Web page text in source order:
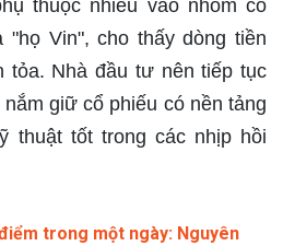
thuộc nhiều vào nhóm cổ
"họ Vin", cho thấy dòng tiền
tỏa. Nhà đầu tư nên tiếp tục
giữ cổ phiếu có nền tảng
thuật tốt trong các nhịp hồi
trong một ngày: Nguyên